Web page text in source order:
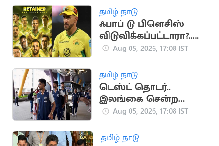
கருத்து
தமிழ் நாடு
ஃபாப் டு பிளெசிஸ்
விடுவிக்கப்பட்டாரா?..
ஜோபர்க் சூப்பர் கிங்ஸ்
Aug 05, 2026, 17:08 IST
தமிழ் நாடு
டெஸ்ட் தொடர்..
இலங்கை சென்ற
இந்திய கிரிக்கெட்
Aug 05, 2026, 17:08 IST
தமிழ் நாடு